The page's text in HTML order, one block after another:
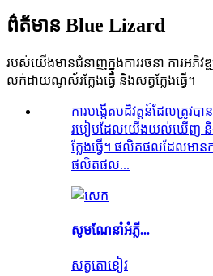
ព៌ត័មាន Blue Lizard
របស់យើងមានជំនាញក្នុងការរចនា ការអភិវ
លក់ដាយណូស័រក្លែងធ្វើ និងសត្វក្លែងធ្វើ។
ការបង្កើតបដិវត្តន៍ដែលត្រូវប
របៀបដែលយើងយល់ឃើញ និងធ្
ក្លែងធ្វើ។ ផលិតផល​ដែល​មាន​កា
ផលិតផល​...
សូមណែនាំអំភ្លី...
សត្វតោខៀវ